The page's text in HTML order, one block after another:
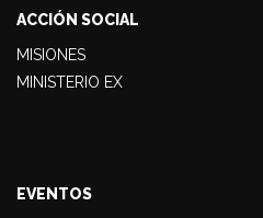
ACCIÓN SOCIAL
MISIONES
MINISTERIO EX
EVENTOS